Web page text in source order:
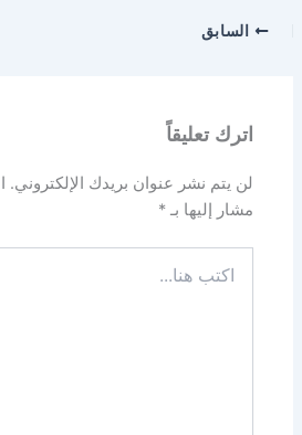
السابق
اترك تعليقاً
لن يتم نشر عنوان بريدك الإلكتروني.
مشار إليها بـ*
هنا...